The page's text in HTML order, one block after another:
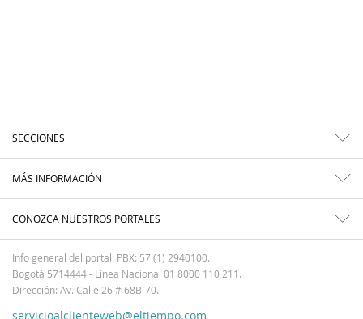
SECCIONES
MÁS INFORMACIÓN
CONOZCA NUESTROS PORTALES
Info general del portal: PBX: 57 (1) 2940100.
Bogotá 5714444 - Línea Nacional 01 8000 110 211.
Dirección: Av. Calle 26 # 68B-70.
servicioalclienteweb@eltiempo.com